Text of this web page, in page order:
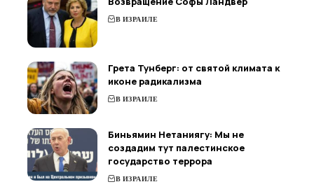
В ИЗРАИЛЕ
Грета Тунберг: от святой климата к
иконе радикализма
В ИЗРАИЛЕ
Биньямин Нетаниягу: Мы не
создадим тут палестинское
государство террора
В ИЗРАИЛЕ